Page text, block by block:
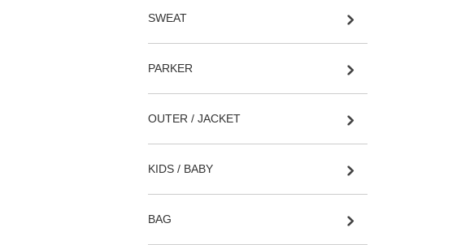
SWEAT
PARKER
OUTER / JACKET
KIDS / BABY
BAG